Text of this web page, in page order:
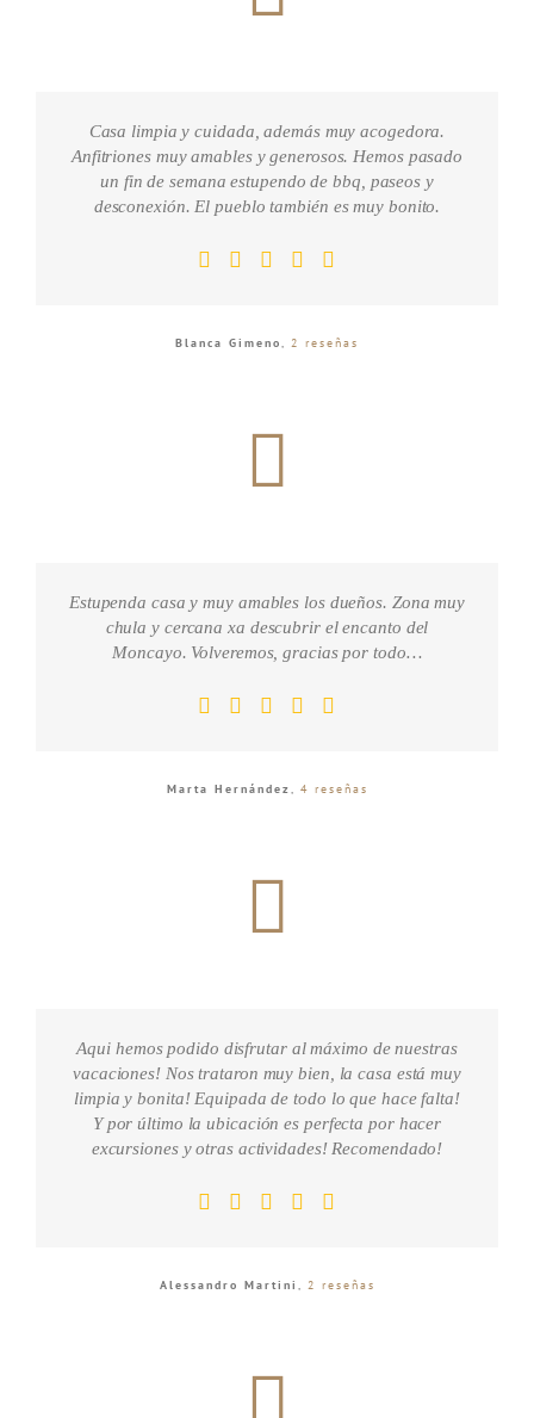
Casa limpia y cuidada, además muy acogedora.
Anfitriones muy amables y generosos. Hemos pasado
un fin de semana estupendo de bbq, paseos y
desconexión. El pueblo también es muy bonito.
Blanca Gimeno, 2 reseñas
Estupenda casa y muy amables los dueños. Zona muy
chula y cercana xa descubrir el encanto del
Moncayo. Volveremos, gracias por todo…
Marta Hernández, 4 reseñas
Aqui hemos podido disfrutar al máximo de nuestras
vacaciones! Nos trataron muy bien, la casa está muy
limpia y bonita! Equipada de todo lo que hace falta!
Y por último la ubicación es perfecta por hacer
excursiones y otras actividades! Recomendado!
Alessandro Martini , 2 reseñas